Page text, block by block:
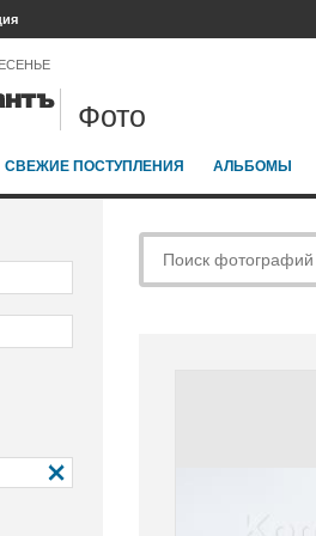
Фото
СВЕЖИЕ ПОСТУПЛЕНИЯ АЛЬБОМЫ